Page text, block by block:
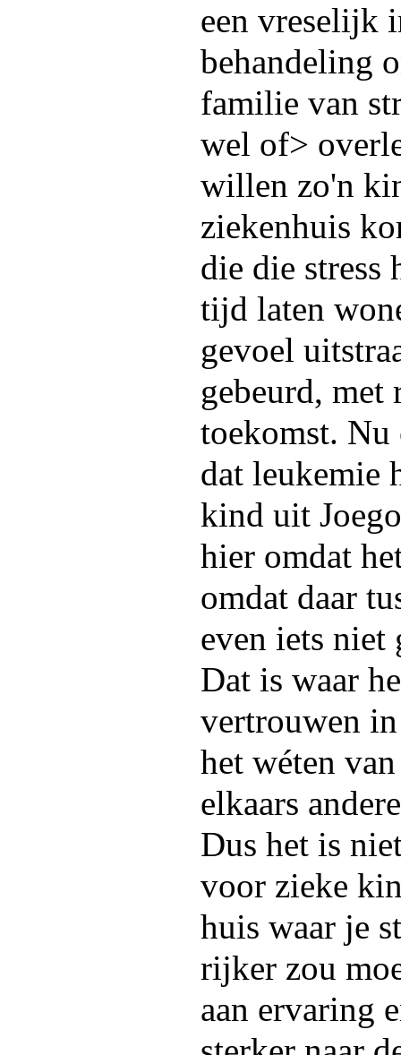
een vreselijk
behandeling
familie van
wel of>
willen zo'n
ziekenhuis
die die stress
tijd laten
gevoel
gebeurd, met
toekomst. Nu
dat leukemie
kind uit
hier omdat
omdat daar
even iets niet
Dat is waar
vertrouwen
het wéten
elkaars
Dus het is
voor zieke
huis waar je
rijker zou
aan ervaring